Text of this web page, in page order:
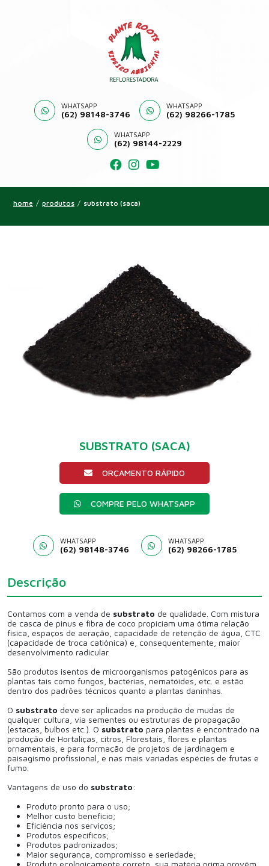
WHATSAPP
(62) 98148-3746
WHATSAPP
(62) 98266-1785
WHATSAPP
(62) 98144-2229
home / produtos / substrato (saca)
SUBSTRATO (SACA)
ORÇAMENTO RÁPIDO
COMPRE PELO WHATSAPP
WHATSAPP
(62) 98148-3746
WHATSAPP
(62) 98266-1785
Descrição
Contamos com a venda de substrato de qualidade. Com mistura
de casca de pinus e fibra de coco propiciam uma ótima relação
física, espaços de aeração, capacidade de retenção de água, CTC
(capacidade de troca catiônica) e, consequentemente, maior
desenvolvimento radicular.
São produtos isentos de microorganismos patogênicos para as
plantas tais como fungos, bactérias, nematóides, etc. e estão
dentro dos padrões técnicos quanto a plantas daninhas.
O substrato deve ser aplicados na produção de mudas de
qualquer cultura, via sementes ou estruturas de propagação
(estacas, bulbos etc.). O substrato para plantas é encontrado na
produção de Hortaliças, citros, Florestais, flores e plantas
ornamentais, e para formação de projetos de jardinagem e
paisagismo profissional, e nas mais variadas espécies de frutas e
fumo.
Vantagens de uso do substrato:
Produto pronto para o uso;
Melhor custo benefício;
Eficiência nos serviços;
Produtos específicos;
Produtos padronizados;
Maior segurança, compromisso e seriedade;
Produto ecologicamente correto, sua matéria prima provêm